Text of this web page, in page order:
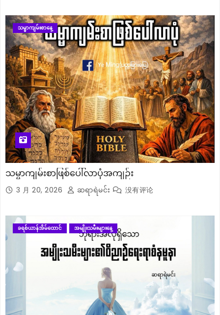
သမ္မာကျမ်းစာနေ့
သမ္မာကျမ်းစာဖြစ်ပေါ်လာပုံအကျဉ်း
3 月 20, 2026 ဆရာရဲမင်း 没有评论
ခရစ်ယာန်အိမ်ထောင် အမျိုးသမီးများနေ့